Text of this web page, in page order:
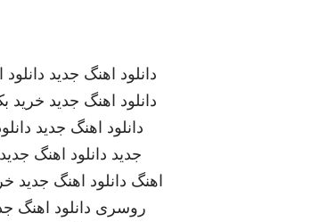
دانلود اهنگ جدید
دانلود اهنگ جدید خرید
دانلود اهنگ جدید
جدید دانلود اهنگ جدید
اهنگ دانلود اهنگ جدید
روسری دانلود اهنگ